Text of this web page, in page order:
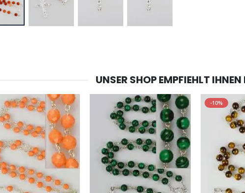
-20%
Lourdes Wasser 1 Liter
€24.90 €19.92
-10%
€15.00 €13.50
UNSER SHOP EMPFIEHLT IHNEN
-10%